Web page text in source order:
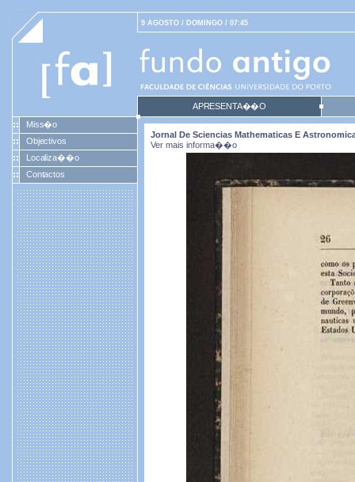
9 AGOSTO / DOMINGO / 07:45
APRESENTA��O
Miss�o
Objectivos
Localiza��o
Contactos
Jornal De Sciencias Mathematicas E
Ver mais informa��o